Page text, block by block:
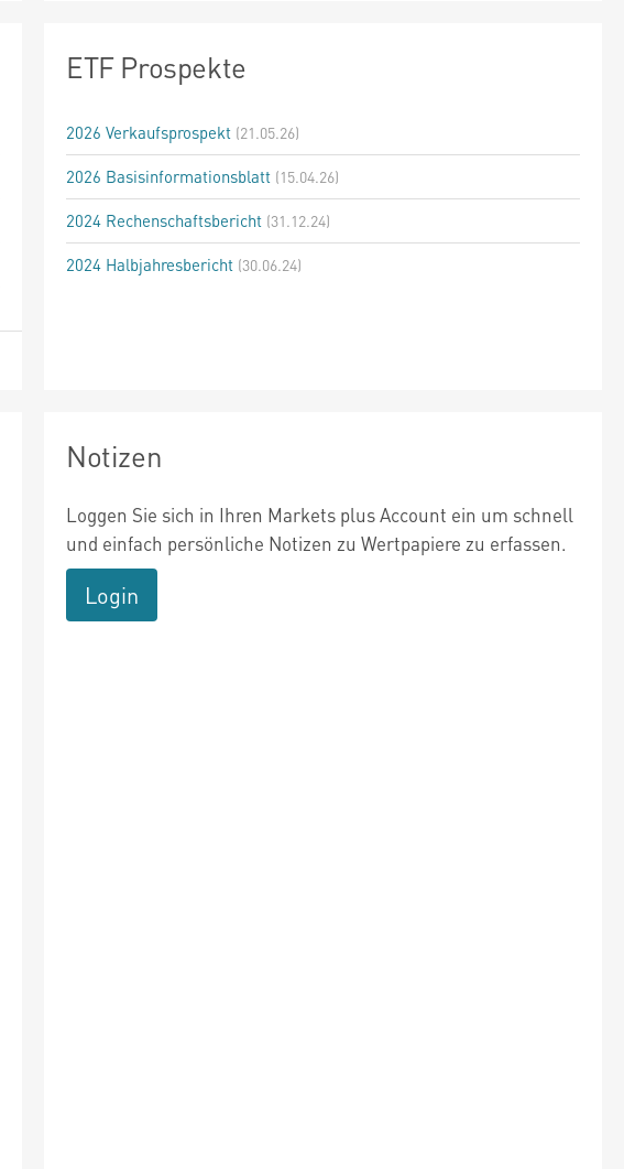
ETF Prospekte
2026 Verkaufsprospekt (21.05.26)
2026 Basisinformationsblatt (15.04.26)
2024 Rechenschaftsbericht (31.12.24)
2024 Halbjahresbericht (30.06.24)
Notizen
Loggen Sie sich in Ihren Markets plus Account ein um schnell
und einfach persönliche Notizen zu Wertpapiere zu erfassen.
Login